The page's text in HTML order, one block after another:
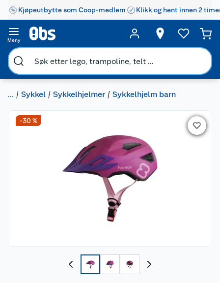
Kjøpeutbytte som Coop-medlem Klikk og hent innen 2
Meny
... Sykkel Sykkelhjelmer Sykkelhjelm barn
-30 %